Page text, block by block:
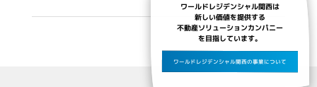
ワールドレジデンシャル関西は
新しい価値を提供する
不動産ソリューションカンパニー
を目指しています。
ワールドレジデンシャル関西の事業について